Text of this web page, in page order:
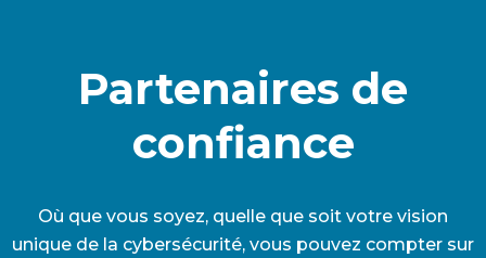
Partenaires de
confiance
Où que vous soyez, quelle que soit votre vision
unique de la cybersécurité, vous pouvez compter sur